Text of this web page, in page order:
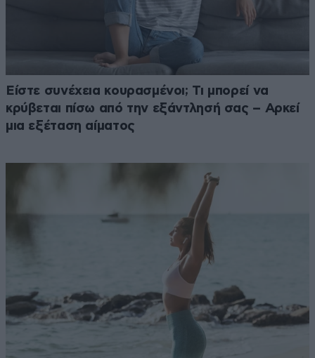
Είστε συνέχεια κουρασμένοι; Τι μπορεί να
κρύβεται πίσω από την εξάντλησή σας – Αρκεί
μια εξέταση αίματος